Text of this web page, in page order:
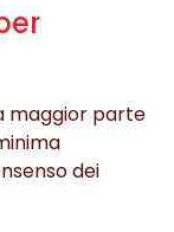
maggior parte
dei